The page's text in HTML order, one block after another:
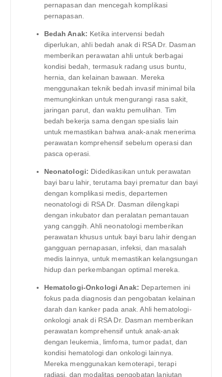
pernapasan dan mencegah komplikasi
pernapasan.
Bedah Anak: Ketika intervensi bedah
diperlukan, ahli bedah anak di RSA Dr. Dasman
memberikan perawatan ahli untuk berbagai
kondisi bedah, termasuk radang usus buntu,
hernia, dan kelainan bawaan. Mereka
menggunakan teknik bedah invasif minimal bila
memungkinkan untuk mengurangi rasa sakit,
jaringan parut, dan waktu pemulihan. Tim
bedah bekerja sama dengan spesialis lain
untuk memastikan bahwa anak-anak menerima
perawatan komprehensif sebelum operasi dan
pasca operasi.
Neonatologi: Didedikasikan untuk perawatan
bayi baru lahir, terutama bayi prematur dan bayi
dengan komplikasi medis, departemen
neonatologi di RSA Dr. Dasman dilengkapi
dengan inkubator dan peralatan pemantauan
yang canggih. Ahli neonatologi memberikan
perawatan khusus untuk bayi baru lahir dengan
gangguan pernapasan, infeksi, dan masalah
medis lainnya, untuk memastikan kelangsungan
hidup dan perkembangan optimal mereka.
Hematologi-Onkologi Anak: Departemen ini
fokus pada diagnosis dan pengobatan kelainan
darah dan kanker pada anak. Ahli hematologi-
onkologi anak di RSA Dr. Dasman memberikan
perawatan komprehensif untuk anak-anak
dengan leukemia, limfoma, tumor padat, dan
kondisi hematologi dan onkologi lainnya.
Mereka menggunakan kemoterapi, terapi
radiasi, dan modalitas pengobatan lanjutan